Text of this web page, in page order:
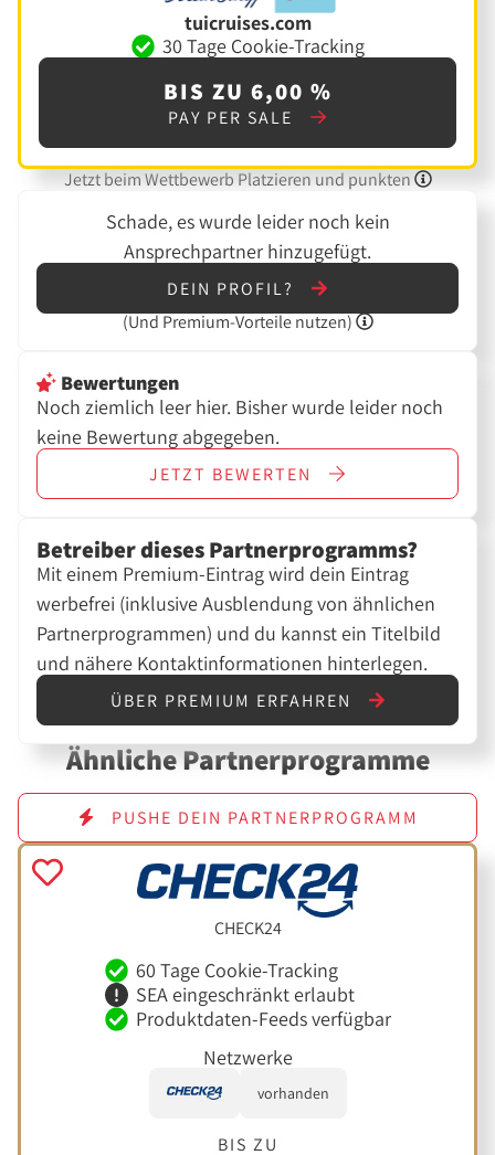
tuicruises.com
30 Tage Cookie-Tracking
BIS ZU 6,00 %
PAY PER SALE
Jetzt beim Wettbewerb Platzieren und punkten
Schade, es wurde leider noch kein
Ansprechpartner hinzugefügt.
DEIN PROFIL?
(Und Premium-Vorteile nutzen)
Bewertungen
Noch ziemlich leer hier. Bisher wurde leider noch
keine Bewertung abgegeben.
JETZT BEWERTEN
Betreiber dieses Partnerprogramms?
Mit einem Premium-Eintrag wird dein Eintrag
werbefrei (inklusive Ausblendung von ähnlichen
Partnerprogrammen) und du kannst ein Titelbild
und nähere Kontaktinformationen hinterlegen.
ÜBER PREMIUM ERFAHREN
Ähnliche Partnerprogramme
PUSHE DEIN PARTNERPROGRAMM
CHECK24
60 Tage Cookie-Tracking
SEA eingeschränkt erlaubt
Produktdaten-Feeds verfügbar
Netzwerke
vorhanden
BIS ZU